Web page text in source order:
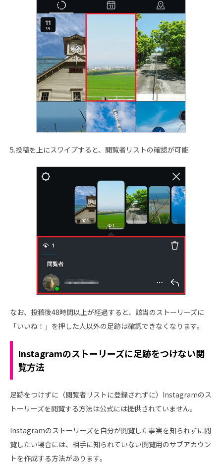
5.投稿を上にスワイプすると、閲覧者リストの確認が可能
なお、投稿後48時間以上が経過すると、該当のストーリーズに
「いいね！」を押した人以外の足跡は確認できなくなります。
Instagramのストーリーズに足跡をつけない閲
覧方法
足跡をつけずに（閲覧者リストに登録されずに）Instagramのス
トーリーズを閲覧する方法は公式には提供されていません。
Instagramのストーリーズを自分が閲覧した事実を知られずに閲
覧したい場合には、相手に知られていない閲覧用のサブアカウン
トを作成する方法があります。